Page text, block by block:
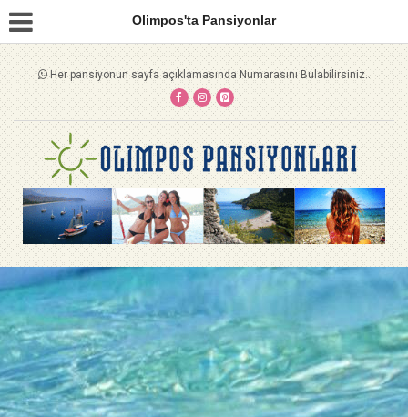
Olimpos'ta Pansiyonlar
Her pansiyonun sayfa açıklamasında Numarasını Bulabilirsiniz..